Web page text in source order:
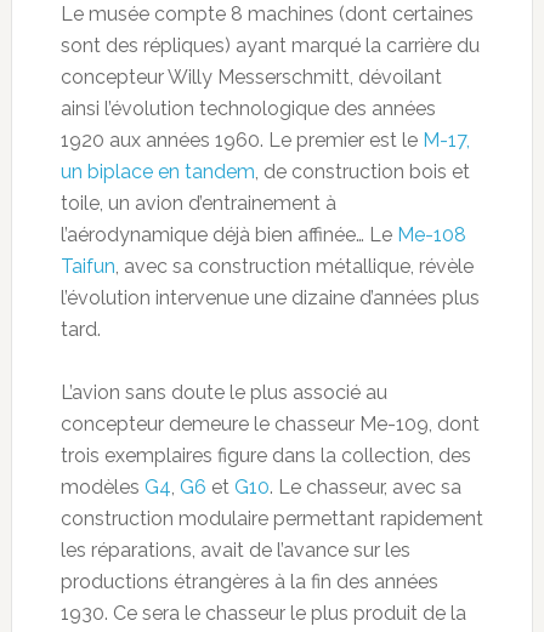
Le musée compte 8 machines (dont certaines
sont des répliques) ayant marqué la carrière du
concepteur Willy Messerschmitt, dévoilant
ainsi l’évolution technologique des années
1920 aux années 1960. Le premier est le M-17,
un biplace en tandem, de construction bois et
toile, un avion d’entrainement à
l’aérodynamique déjà bien affinée… Le Me-108
Taifun, avec sa construction métallique, révèle
l’évolution intervenue une dizaine d’années plus
tard.
L’avion sans doute le plus associé au
concepteur demeure le chasseur Me-109, dont
trois exemplaires figure dans la collection, des
modèles G4, G6 et G10. Le chasseur, avec sa
construction modulaire permettant rapidement
les réparations, avait de l’avance sur les
productions étrangères à la fin des années
1930. Ce sera le chasseur le plus produit de la